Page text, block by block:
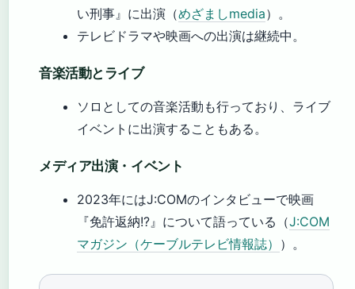
い刑事』に出演（めざましmedia）。
テレビドラマや映画への出演は継続中。
音楽活動とライブ
ソロとしての音楽活動も行っており、ライブ
イベントに出演することもある。
メディア出演・イベント
2023年にはJ:COMのインタビューで映画
『免許返納!?』について語っている（J:COM
マガジン（ケーブルテレビ情報誌） ）。